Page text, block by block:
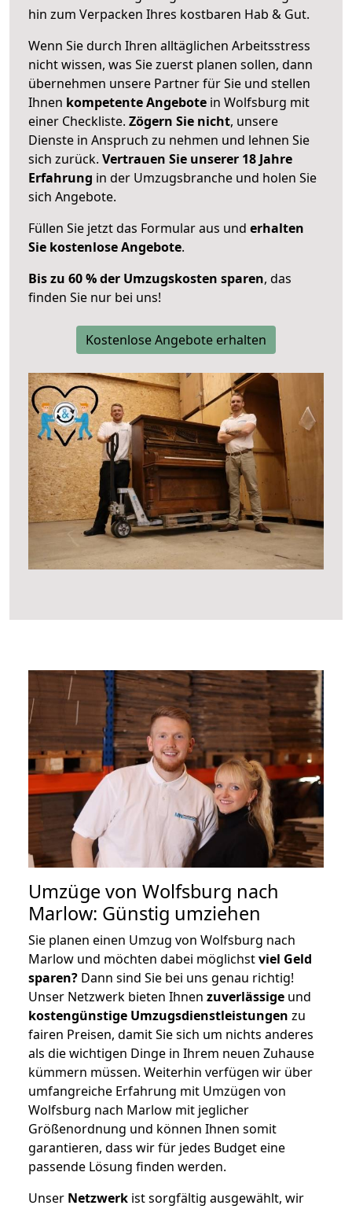
hin zum Verpacken Ihres kostbaren Hab & Gut.
Wenn Sie durch Ihren alltäglichen Arbeitsstress
nicht wissen, was Sie zuerst planen sollen, dann
übernehmen unsere Partner für Sie und stellen
Ihnen kompetente Angebote in Wolfsburg mit
einer Checkliste. Zögern Sie nicht, unsere
Dienste in Anspruch zu nehmen und lehnen Sie
sich zurück. Vertrauen Sie unserer 18 Jahre
Erfahrung in der Umzugsbranche und holen Sie
sich Angebote.
Füllen Sie jetzt das Formular aus und erhalten
Sie kostenlose Angebote.
Bis zu 60 % der Umzugskosten sparen, das
finden Sie nur bei uns!
Kostenlose Angebote erhalten
Umzüge von Wolfsburg nach
Marlow: Günstig umziehen
Sie planen einen Umzug von Wolfsburg nach
Marlow und möchten dabei möglichstviel Geld
sparen? Dann sind Sie bei uns genau richtig!
Unser Netzwerk bieten Ihnen zuverlässige und
kostengünstige Umzugsdienstleistungen zu
fairen Preisen, damit Sie sich um nichts anderes
als die wichtigen Dinge in Ihrem neuen Zuhause
kümmern müssen. Weiterhin verfügen wir über
umfangreiche Erfahrung mit Umzügen von
Wolfsburg nach Marlow mit jeglicher
Größenordnung und können Ihnen somit
garantieren, dass wir für jedes Budget eine
passende Lösung finden werden.
Unser Netzwerk ist sorgfältig ausgewählt, wir